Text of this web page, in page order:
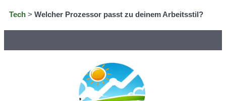
Tech > Welcher Prozessor passt zu deinem Arbeitsstil?